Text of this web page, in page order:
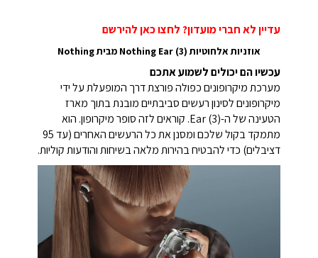
עדיין לא חברי מועדון? לחצו כאן להירשם
אוזניות אלחוטיות Nothing Ear (3) מבית Nothing
עכשיו הם יכולים לשמוע אתכם
מערכת מיקרופונים כפולה פורצת דרך המופעלת על ידי
מיקרופונים לסינון רעשים סביבתיים מובנת בתוך מארז
הטעינה של ה-Ear (3). קוראים לזה סופר מיקרופון. הוא
מתמקד בקול שלכם ומסנן את כל הרעשים האחרים (עד 95
דציבלים) כדי להבטיח בהירות מלאה בשיחות והודעות קוליות.